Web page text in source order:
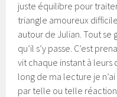
juste équilibre pour
triangle amoureux
autour de Julian. Tout se
qu’il s’y passe. C’est
vit chaque instant à leurs
long de ma lecture je
par telle ou telle